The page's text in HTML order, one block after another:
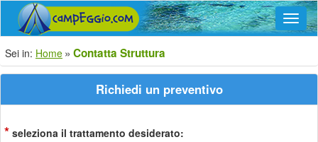
Sei in: Home Contatta Struttura
Richiedi un preventivo
* seleziona il trattamento desiderato: